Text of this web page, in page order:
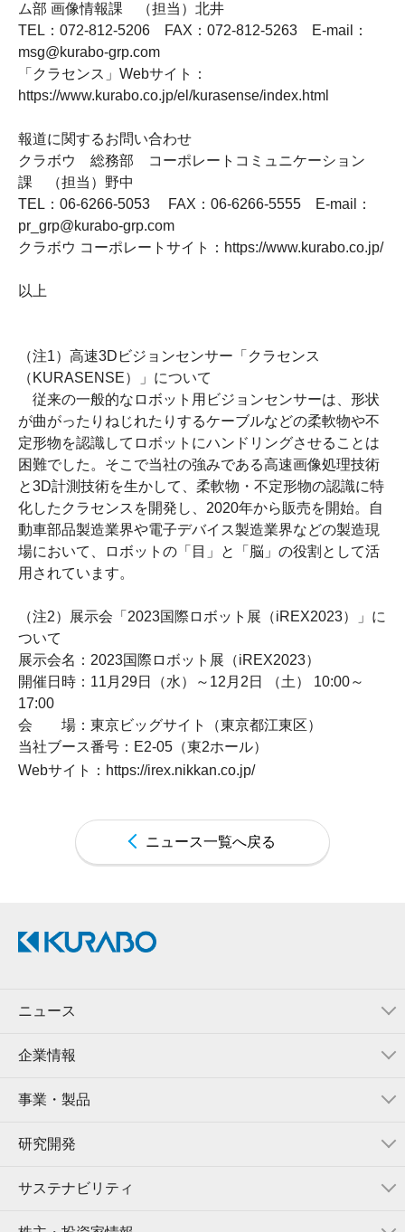
ム部 画像情報課 （担当）北井
TEL： 072-812-5206 FAX ： 072-812-5263 E-mail
：
msg@kurabo-grp.com
「クラセンス」 Webサイト：
https://www.kurabo.co.jp/el/kurasense/index.html
報道に関するお問い合わせ
クラボウ 総務部 コーポレートコミュニケーション
課 （担当）野中
TEL： 06-6266-5053 FAX ： 06-6266-5555 E-mail
：
pr_grp@kurabo-grp.com
クラボウ コーポレートサイト： https://www.kurabo.co.jp/
以上
（注1）高速3D ビジョンセンサー「クラセンス
（ KURASENSE）」について
従来の一般的なロボット用ビジョンセンサーは、形状
が曲がったりねじれたりするケーブルなどの柔軟物や不
定形物を認識してロボットにハンドリングさせることは
困難でした。そこで当社の強みである高速画像処理技術
と3D計測技術を生かして、柔軟物・不定形物の認識に特
化したクラセンスを開発し、 2020年から販売を開始。自
動車部品製造業界や電子デバイス製造業界などの製造現
場において、ロボットの「目」と「脳」の役割として活
用されています。
（注2）展示会「 2023国際ロボット展（iREX2023）」に
ついて
展示会名： 2023国際ロボット展（iREX2023）
開催日時： 11 月 29日（水）～ 12 月 2 日 （土） 10:00～
17:00
会 場：東京ビッグサイト（東京都江東区）
当社ブース番号： E2-05 （東2ホール）
Webサイト：https://irex.nikkan.co.jp/
ニュース一覧へ戻る
ニュース
企業情報
事業・製品
研究開発
サステナビリティ